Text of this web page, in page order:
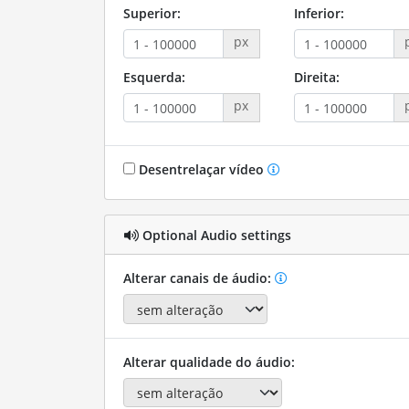
Superior:
px
Inferior:
Esquerda:
px
Direita:
Desentrelaçar vídeo
Optional Audio settings
Alterar canais de áudio:
Alterar qualidade do áudio: